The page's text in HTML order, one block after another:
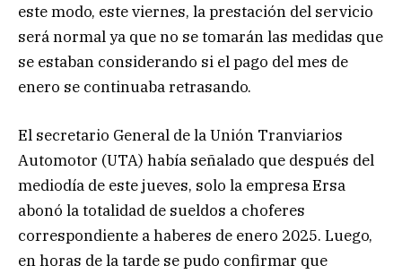
este modo, este viernes, la prestación del servicio
será normal ya que no se tomarán las medidas que
se estaban considerando si el pago del mes de
enero se continuaba retrasando.
El secretario General de la Unión Tranviarios
Automotor (UTA) había señalado que después del
mediodía de este jueves, solo la empresa Ersa
abonó la totalidad de sueldos a choferes
correspondiente a haberes de enero 2025. Luego,
en horas de la tarde se pudo confirmar que